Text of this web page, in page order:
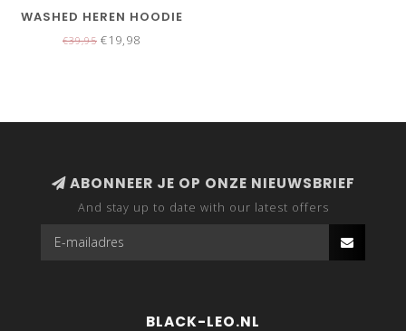
WASHED HEREN HOODIE
€39,95 €19,98
ABONNEER JE OP ONZE NIEUWSBRIEF
And stay up to date with our latest offers
BLACK-LEO.NL